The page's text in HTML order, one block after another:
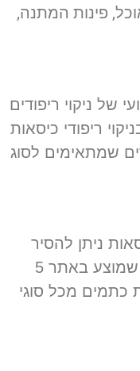
פינות המתנה,
של ניקוי ריפודים
ריפודי כיסאות
שמתאימים לסוג
ניתן להסיר
בעזרת שירות ניקוי מקצועי, כמו שמוצע באתר 5
כתמים מכל סוגי